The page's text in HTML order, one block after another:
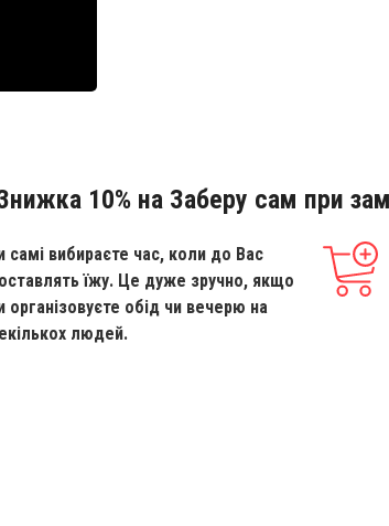
10% на Заберу сам при
самі вибираєте час, коли до Вас
їжу. Це дуже зручно, якщо
організовуєте обід чи вечерю на
людей.